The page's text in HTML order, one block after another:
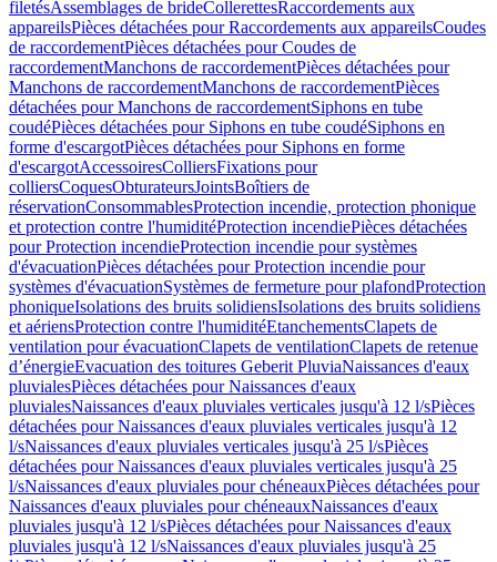
filetésAssemblages de brideCollerettesRaccordements aux
appareilsPièces détachées pour Raccordements aux appareilsCoudes
de raccordementPièces détachées pour Coudes de
raccordementManchons de raccordementPièces détachées pour
Manchons de raccordementManchons de raccordementPièces
détachées pour Manchons de raccordementSiphons en tube
coudéPièces détachées pour Siphons en tube coudéSiphons en
forme d'escargotPièces détachées pour Siphons en forme
d'escargotAccessoiresColliersFixations pour
colliersCoquesObturateursJointsBoîtiers de
réservationConsommablesProtection incendie, protection phonique
et protection contre l'humiditéProtection incendiePièces détachées
pour Protection incendieProtection incendie pour systèmes
d'évacuationPièces détachées pour Protection incendie pour
systèmes d'évacuationSystèmes de fermeture pour plafondProtection
phoniqueIsolations des bruits solidiensIsolations des bruits solidiens
et aériensProtection contre l'humiditéEtanchementsClapets de
ventilation pour évacuationClapets de ventilationClapets de retenue
d’énergieEvacuation des toitures Geberit PluviaNaissances d'eaux
pluvialesPièces détachées pour Naissances d'eaux
pluvialesNaissances d'eaux pluviales verticales jusqu'à 12 l/sPièces
détachées pour Naissances d'eaux pluviales verticales jusqu'à 12
l/sNaissances d'eaux pluviales verticales jusqu'à 25 l/sPièces
détachées pour Naissances d'eaux pluviales verticales jusqu'à 25
l/sNaissances d'eaux pluviales pour chéneauxPièces détachées pour
Naissances d'eaux pluviales pour chéneauxNaissances d'eaux
pluviales jusqu'à 12 l/sPièces détachées pour Naissances d'eaux
pluviales jusqu'à 12 l/sNaissances d'eaux pluviales jusqu'à 25